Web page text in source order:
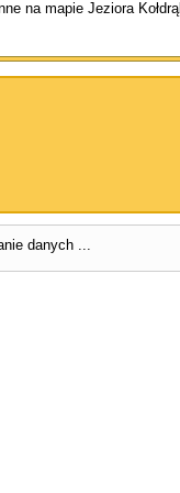
na mapie Jeziora
danych ...